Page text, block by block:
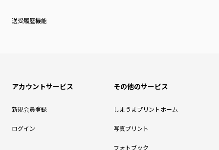
送受履歴機能
アカウントサービス
新規会員登録
ログイン
その他のサービス
しまうまプリントホーム
写真プリント
フォトブック